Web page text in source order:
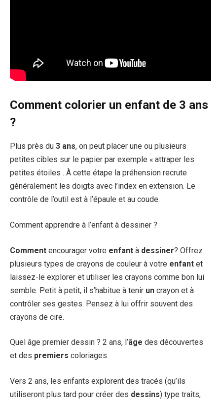
d’éviter que l’air ne passe. Ensuite on va pouvoir
avec la pompe afin que le
Comment colorier un enfant de 3 ans
?
️Plus près du 3 ans, on peut placer une ou plusieurs
petites cibles sur le papier par exemple « attraper les
petites étoiles . ️À cette étape la préhension recrute
généralement les doigts avec l’index en extension. Le
contrôle de l’outil est à l’épaule et au coude.
Comment apprendre à l’enfant à dessiner ?
Comment encourager votre enfant à dessiner? Offrez
plusieurs types de crayons de couleur à votre enfant et
laissez-le explorer et utiliser les crayons comme bon lui
semble. Petit à petit, il s’habitue à tenir un crayon et à
contrôler ses gestes. Pensez à lui offrir souvent des
crayons de cire.
Quel âge premier dessin ? 2 ans, l’âge des découvertes
et des premiers coloriages
Vers 2 ans, les enfants explorent des tracés (qu’ils
utiliseront plus tard pour créer des dessins) type traits,